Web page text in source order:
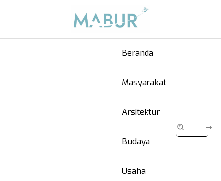
Beranda
Masyarakat
Arsitektur
Budaya
Usaha